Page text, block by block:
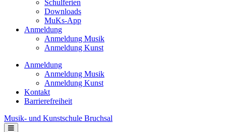
Schulferien
Downloads
MuKs-App
Anmeldung
Anmeldung Musik
Anmeldung Kunst
Anmeldung
Anmeldung Musik
Anmeldung Kunst
Kontakt
Barrierefreiheit
Musik- und Kunstschule Bruchsal
Navigation